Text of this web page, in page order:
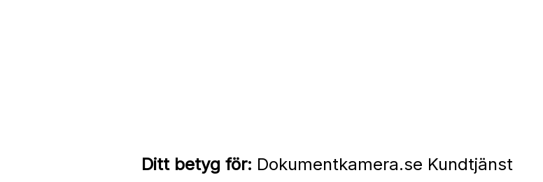
Ditt betyg för: Dokumentkamera.se Kundtjänst